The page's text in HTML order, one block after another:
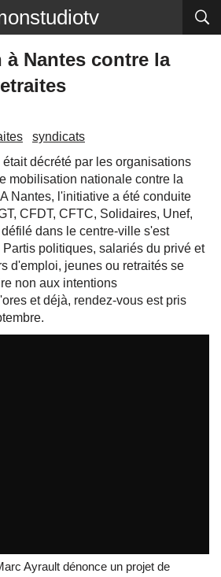
Nantes contre la
syndicats
décrété par les organisations
mobilisation nationale contre la
Nantes, l'initiative a été conduite
CFDT, CFTC, Solidaires, Unef,
dans le centre-ville s'est
politiques, salariés du privé et
d'emploi, jeunes ou retraités se
non aux intentions
et déjà, rendez-vous est pris
Ayrault dénonce un projet de